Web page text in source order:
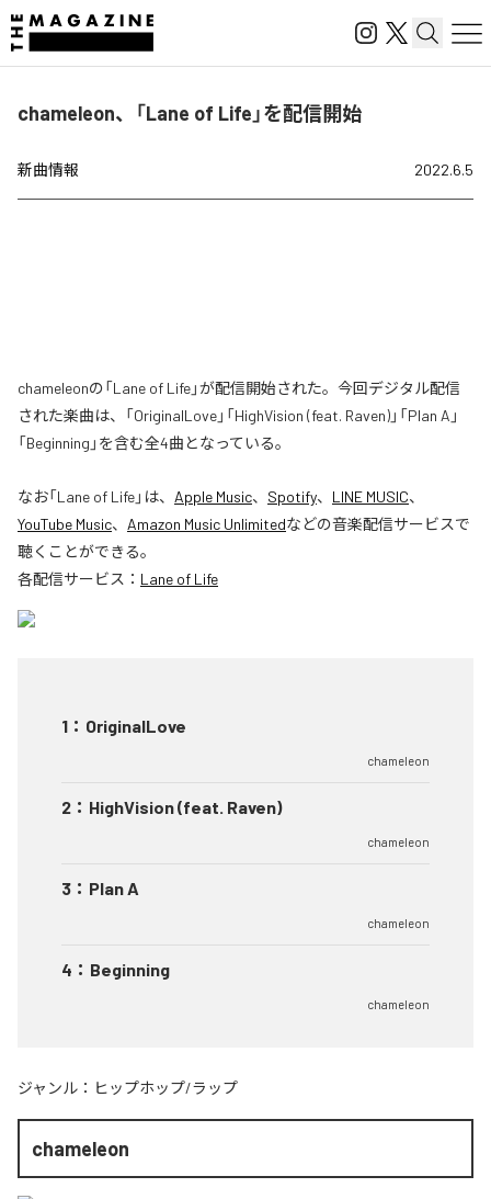
chameleon、「Lane of Life」を配信開始
新曲情報 2022.6.5
chameleonの「Lane of Life」が配信開始された。今回デジタル配信
された楽曲は、「OriginalLove」「HighVision (feat. Raven)」「Plan A」
「Beginning」を含む全4曲となっている。
なお「Lane of Life」は、 Apple Music、 Spotify、 LINE MUSIC、
YouTube Music、 Amazon Music Unlimitedなどの音楽配信サービスで
聴くことができる。
各配信サービス： Lane of Life
1 ： OriginalLove
chameleon
2 ： HighVision (feat. Raven)
chameleon
3 ： Plan A
chameleon
4 ： Beginning
chameleon
ジャンル： ヒップホップ/ラップ
chameleon